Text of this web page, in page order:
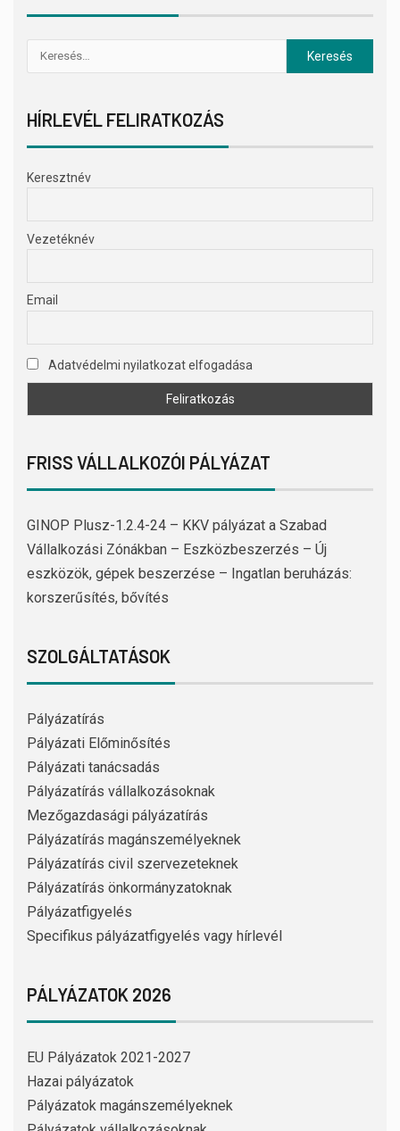
HÍRLEVÉL FELIRATKOZÁS
Keresztnév
Vezetéknév
Email
Adatvédelmi nyilatkozat elfogadása
FRISS VÁLLALKOZÓI PÁLYÁZAT
GINOP Plusz-1.2.4-24 – KKV pályázat a Szabad
Vállalkozási Zónákban – Eszközbeszerzés – Új
eszközök, gépek beszerzése – Ingatlan beruházás:
korszerűsítés, bővítés
SZOLGÁLTATÁSOK
Pályázatírás
Pályázati Előminősítés
Pályázati tanácsadás
Pályázatírás vállalkozásoknak
Mezőgazdasági pályázatírás
Pályázatírás magánszemélyeknek
Pályázatírás civil szervezeteknek
Pályázatírás önkormányzatoknak
Pályázatfigyelés
Specifikus pályázatfigyelés vagy hírlevél
PÁLYÁZATOK 2026
EU Pályázatok 2021-2027
Hazai pályázatok
Pályázatok magánszemélyeknek